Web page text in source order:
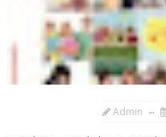
Admin